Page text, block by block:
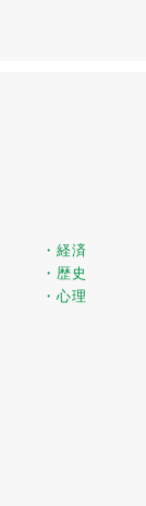
・経済
・歴史
・心理